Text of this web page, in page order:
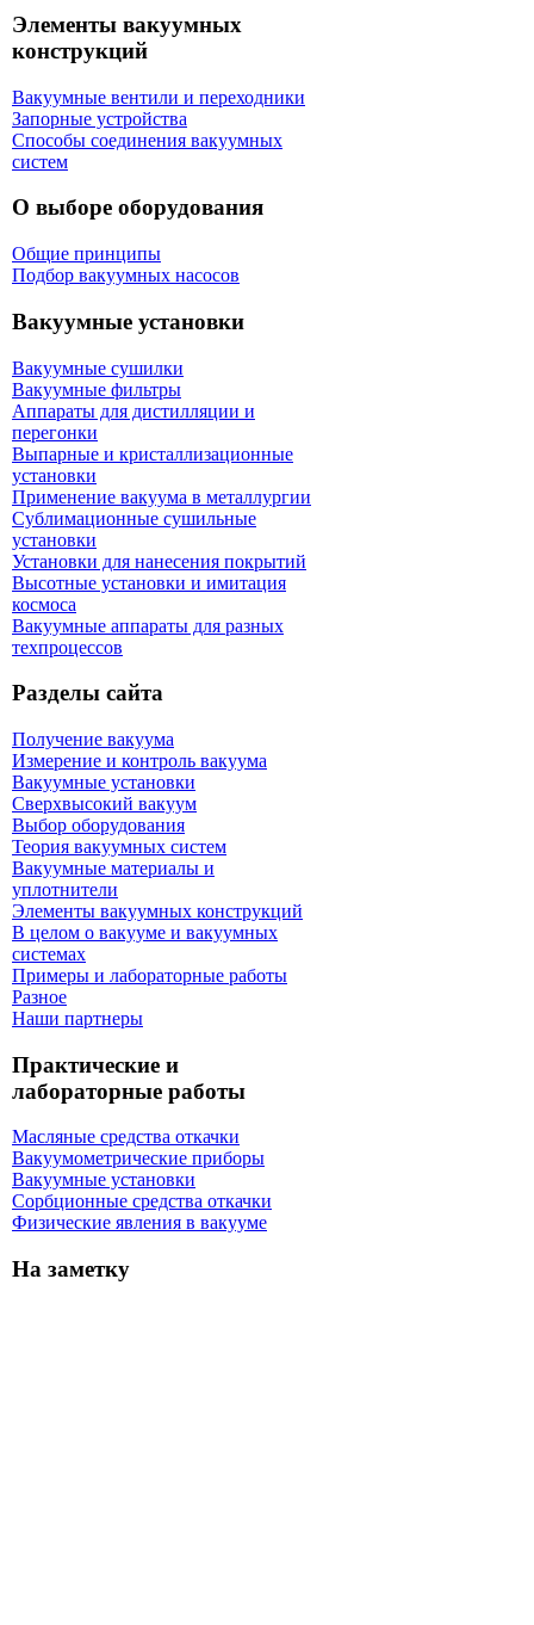
Элементы вакуумных
конструкций
Вакуумные вентили и переходники
Запорные устройства
Способы соединения вакуумных
систем
О выборе оборудования
Общие принципы
Подбор вакуумных насосов
Вакуумные установки
Вакуумные сушилки
Вакуумные фильтры
Аппараты для дистилляции и
перегонки
Выпарные и кристаллизационные
установки
Применение вакуума в металлургии
Сублимационные сушильные
установки
Установки для нанесения покрытий
Высотные установки и имитация
космоса
Вакуумные аппараты для разных
техпроцессов
Разделы сайта
Получение вакуума
Измерение и контроль вакуума
Вакуумные установки
Сверхвысокий вакуум
Выбор оборудования
Теория вакуумных систем
Вакуумные материалы и
уплотнители
Элементы вакуумных конструкций
В целом о вакууме и вакуумных
системах
Примеры и лабораторные работы
Разное
Наши партнеры
Практические и
лабораторные работы
Масляные средства откачки
Вакуумометрические приборы
Вакуумные установки
Сорбционные средства откачки
Физические явления в вакууме
На заметку